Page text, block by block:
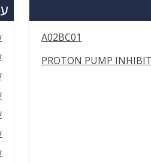
A02BC01
PROTON PUMP